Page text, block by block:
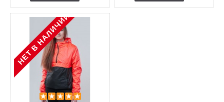
НЕТ В НАЛИЧИИ